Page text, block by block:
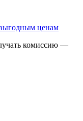
ценам
комиссию —